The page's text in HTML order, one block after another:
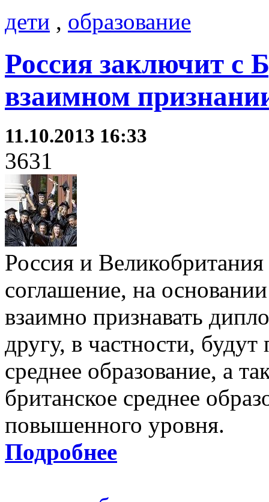
дети , образование
Россия заключит с
взаимном
11.10.2013 16:33
3631
Россия и
соглашение, на
взаимно признавать
другу, в частности,
среднее образование, а
британское среднее
повышенного уровня.
Подробнее